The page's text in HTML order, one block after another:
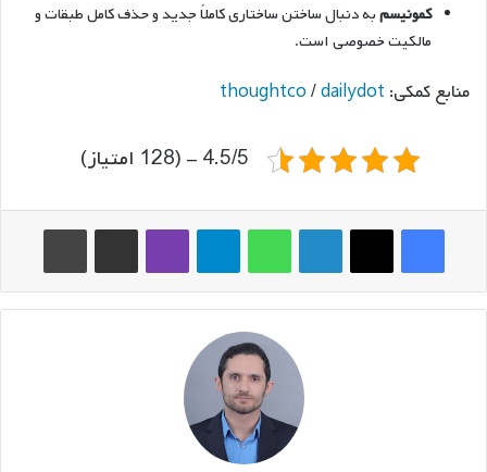
کمونیسمبه دنبال ساختن ساختاری کاملاً جدید و حذف کامل طبقات و
مالکیت خصوصی است.
منابع کمکی: thoughtco/dailydot
4.5/5 - (128 امتیاز)
فیس بوک ایکس لینکدین واتس آپ تلگرام وایبر اشتراک گذاری از طریق ایمیل چاپ